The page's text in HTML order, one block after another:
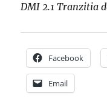
DMI 2.1 Tranzitia
Facebook
Email